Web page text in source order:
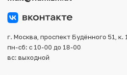
повреждения во время доставки.
г. Москва, проспект Будённого 51, к.
пн-сб: с 10-00 до 18-00
вс: выходной